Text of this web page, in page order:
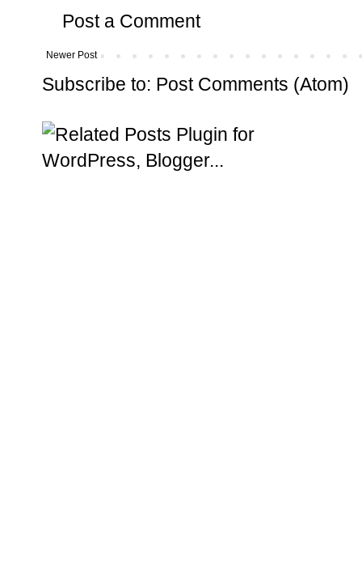
Post a Comment
Newer Post
Subscribe to: Post Comments (Atom)